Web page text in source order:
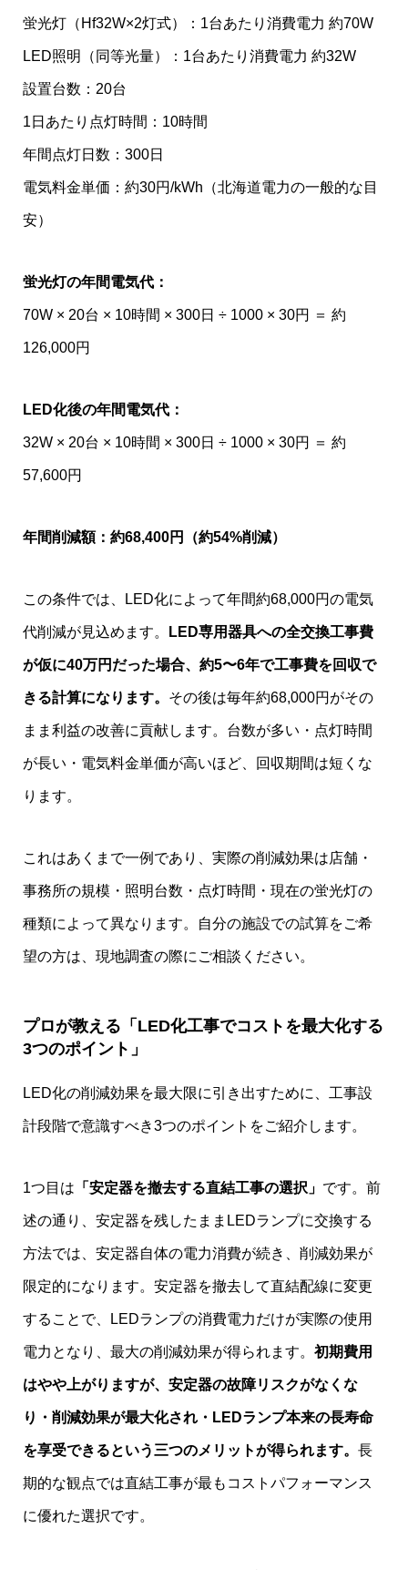
蛍光灯（Hf32W×2灯式）：1台あたり消費電力 約70W
LED照明（同等光量）：1台あたり消費電力 約32W
設置台数：20台
1日あたり点灯時間：10時間
年間点灯日数：300日
電気料金単価：約30円/kWh（北海道電力の一般的な目
安）
蛍光灯の年間電気代：
70W × 20台 × 10時間 × 300日 ÷ 1000 × 30円 ＝ 約
126,000円
LED化後の年間電気代：
32W × 20台 × 10時間 × 300日 ÷ 1000 × 30円 ＝ 約
57,600円
年間削減額：約68,400円（約54%削減）
この条件では、LED化によって年間約68,000円の電気
代削減が見込めます。 LED専用器具への全交換工事費
が仮に40万円だった場合、約5〜6年で工事費を回収で
きる計算になります。 その後は毎年約68,000円がその
まま利益の改善に貢献します。台数が多い・点灯時間
が長い・電気料金単価が高いほど、回収期間は短くな
ります。
これはあくまで一例であり、実際の削減効果は店舗・
事務所の規模・照明台数・点灯時間・現在の蛍光灯の
種類によって異なります。自分の施設での試算をご希
望の方は、現地調査の際にご相談ください。
プロが教える「LED化工事でコストを最大化する
3つのポイント」
LED化の削減効果を最大限に引き出すために、工事設
計段階で意識すべき3つのポイントをご紹介します。
1つ目は 「安定器を撤去する直結工事の選択」 です。前
述の通り、安定器を残したままLEDランプに交換する
方法では、安定器自体の電力消費が続き、削減効果が
限定的になります。安定器を撤去して直結配線に変更
することで、LEDランプの消費電力だけが実際の使用
電力となり、最大の削減効果が得られます。 初期費用
はやや上がりますが、安定器の故障リスクがなくな
り・削減効果が最大化され・LEDランプ本来の長寿命
を享受できるという三つのメリットが得られます。 長
期的な観点では直結工事が最もコストパフォーマンス
に優れた選択です。